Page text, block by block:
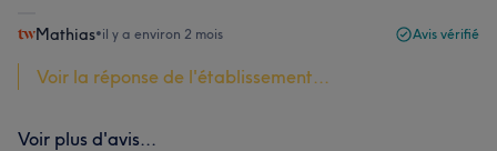
Mathias•il y a environ 2 mois Avis vérifié
Voir la réponse de l'établissement...
Voir plus d'avis...